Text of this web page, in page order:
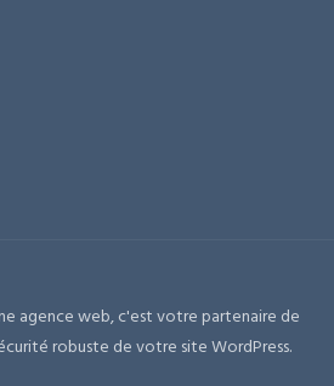
agence web, c'est votre partenaire de
robuste de votre site WordPress.